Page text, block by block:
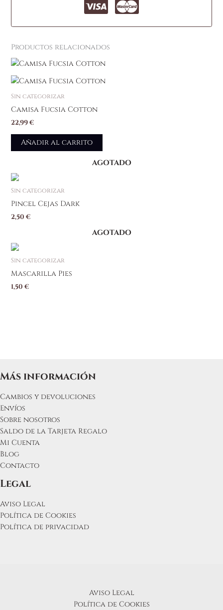
Productos relacionados
Sin categorizar
Camisa Fucsia Cotton
22,99€
Añadir al carrito
AGOTADO
Sin categorizar
Pincel Cejas Dark
2,50€
AGOTADO
Sin categorizar
Mascarilla Pies
1,50€
Más información
Cambios y devoluciones
Envíos
Sobre nosotros
Saldo de la Tarjeta Regalo
Mi Cuenta
Blog
Contacto
Legal
Aviso Legal
Política de Cookies
Política de privacidad
Aviso Legal
Política de Cookies